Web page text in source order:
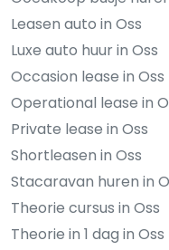
Leasen auto in Oss
Luxe auto huur in Oss
Occasion lease in Oss
Operational lease in
Private lease in Oss
Shortleasen in Oss
Stacaravan huren in
Theorie cursus in Oss
Theorie in 1 dag in Oss